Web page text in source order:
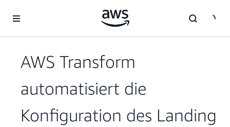
Überspringen zum Hauptinhalt
AWS Transform
automatisiert die
Konfiguration des Landing